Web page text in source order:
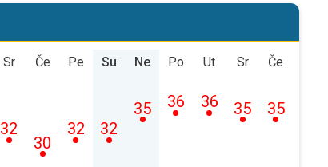
Sr
32
Če
30
Pe
32
Su
32
Ne
35
Po
36
Ut
36
Sr
35
Če
35